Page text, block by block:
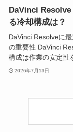
DaVinci
る冷却構成は？
DaVinci Resolveに
の重要性 DaVinci
構成は作業の安定性
2026年7月13日